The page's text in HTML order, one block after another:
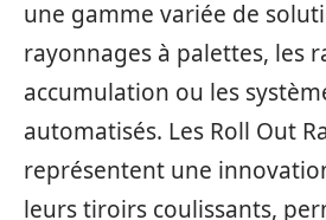
une gamme variée de
rayonnages à palettes, les
accumulation ou les
automatisés. Les Roll Out
représentent une
leurs tiroirs coulissants,